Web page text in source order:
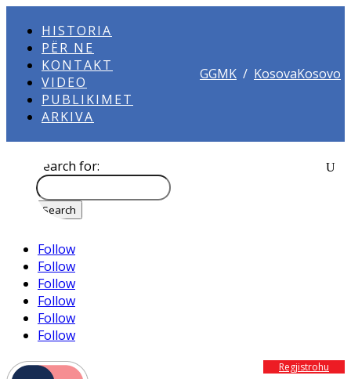
HISTORIA
PËR NE
KONTAKT
VIDEO
PUBLIKIMET
ARKIVA
GGMK / KosovaKosovo
Search for:
Follow
Follow
Follow
Follow
Follow
Follow
Regjistrohu